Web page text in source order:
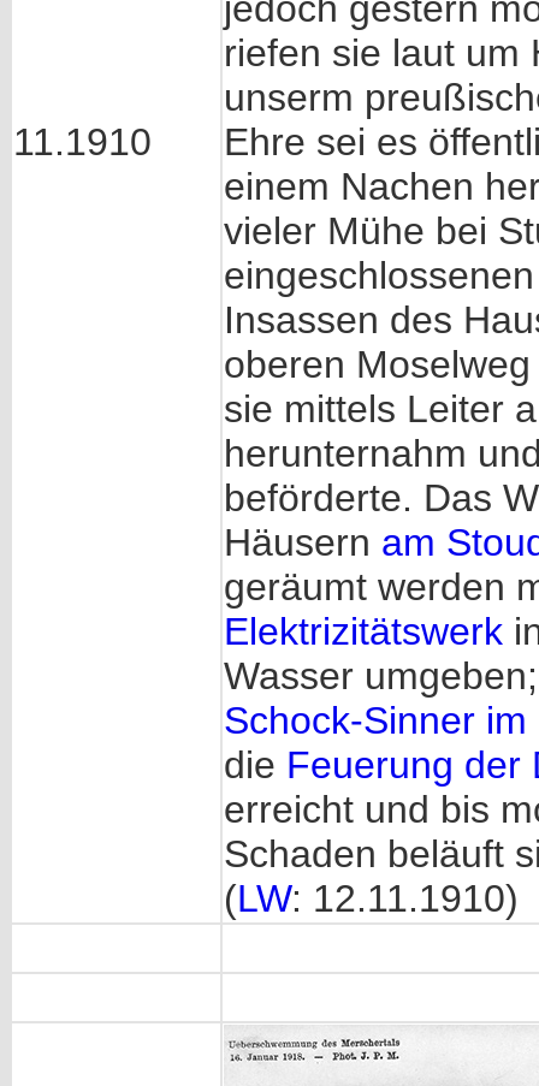
11.1910
riefen sie laut um
unserm
Ehre sei es
einem Nachen
vieler Mühe bei
Insassen des
oberen
sie mittels Leiter
herunternahm
beförderte. Das
Häusern am
geräumt werden
Elektrizitätswerk
Wasser
Schock-Sinner
die Feuerung der
erreicht und bis
Schaden beläuft
(LW: 12.11.1910)